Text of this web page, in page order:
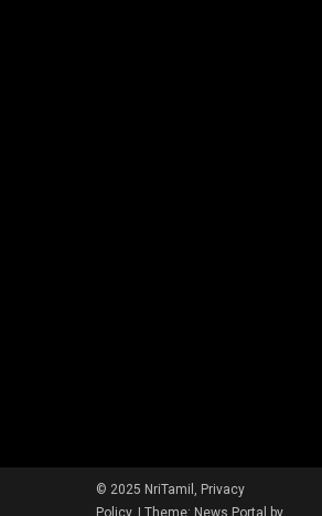
© 2025 NriTamil, Privacy
Policy. | Theme: News Portal by